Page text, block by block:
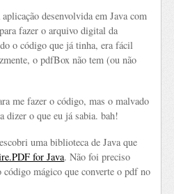
desenvolvida em Java com
para fazer o arquivo digital da
o código que já tinha, era fácil
o pdfBox não tem (ou não
me fazer o código, mas o malvado
dizer o que eu já sabia. bah!
uma biblioteca de Java que
for Java. Não foi preciso
mágico que converte o pdf no